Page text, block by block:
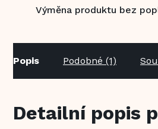
Výměna produktu bez
Popis Podobné (1)
Detailní popis